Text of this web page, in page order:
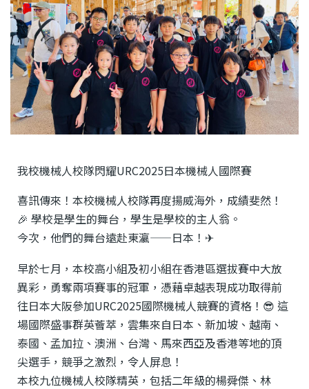
我校機械人校隊閃耀URC2025日本機械人國際賽
喜訊傳來！本校機械人校隊再度揚威海外，成績斐然！
🎉 學校是學生的舞台，學生是學校的主人翁。
今次，他們的舞台遠赴東瀛——日本！✈
早於七月，本校高小組及初小組在香港區選拔賽中大放
異彩，勇奪兩項賽事的冠軍，憑藉卓越表現成功取得前
往日本大阪參加URC2025國際機械人競賽的資格！😎 這
場國際盛事群英薈萃，雲集來自日本、新加坡、越南、
泰國、孟加拉、澳洲、台灣、馬來西亞及香港等地的頂
尖選手，競爭之激烈，令人屏息！
本校九位機械人校隊精英，包括二年級的楊舜傑、林